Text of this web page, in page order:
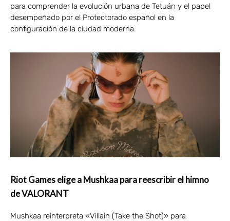
para comprender la evolución urbana de Tetuán y el papel
desempeñado por el Protectorado español en la
configuración de la ciudad moderna.
Riot Games elige a Mushkaa para reescribir el himno
de VALORANT
Mushkaa reinterpreta «Villain (Take the Shot)» para